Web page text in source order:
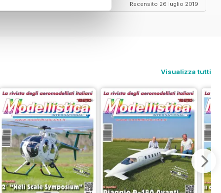
Recensito 26 luglio 2019
Visualizza tutti